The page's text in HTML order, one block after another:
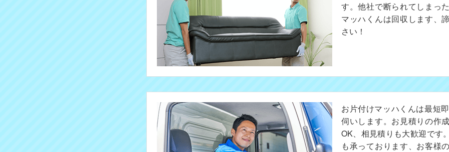
す。他社で断られてしまっ
マッハくんは回収します、
さい！
お片付けマッハくんは最短
伺いします。お見積りの作
OK、相見積りも大歓迎です
も承っております、お客様